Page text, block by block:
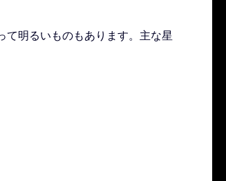
て明るいものもあります。主な星